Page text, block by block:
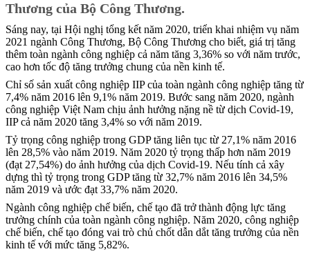
Thương của Bộ Công Thương.
Sáng nay, tại Hội nghị tổng kết năm 2020, triển khai nhiệm vụ năm
2021 ngành Công Thương, Bộ Công Thương cho biết, giá trị tăng
thêm toàn ngành công nghiệp cả năm tăng 3,36% so với năm trước,
cao hơn tốc độ tăng trưởng chung của nền kinh tế.
Chỉ số sản xuất công nghiệp IIP của toàn ngành công nghiệp tăng từ
7,4% năm 2016 lên 9,1% năm 2019. Bước sang năm 2020, ngành
công nghiệp Việt Nam chịu ảnh hưởng nặng nề từ dịch Covid-19,
IIP cả năm 2020 tăng 3,4% so với năm 2019.
Tỷ trọng công nghiệp trong GDP tăng liên tục từ 27,1% năm 2016
lên 28,5% vào năm 2019. Năm 2020 tỷ trọng thấp hơn năm 2019
(đạt 27,54%) do ảnh hưởng của dịch Covid-19. Nếu tính cả xây
dựng thì tỷ trọng trong GDP tăng từ 32,7% năm 2016 lên 34,5%
năm 2019 và ước đạt 33,7% năm 2020.
Ngành công nghiệp chế biến, chế tạo đã trở thành động lực tăng
trưởng chính của toàn ngành công nghiệp. Năm 2020, công nghiệp
chế biến, chế tạo đóng vai trò chủ chốt dẫn dắt tăng trưởng của nền
kinh tế với mức tăng 5,82%.